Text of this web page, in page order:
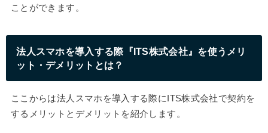
ことができます。
法人スマホを導入する際『ITS株式会社』を使うメリ
ット・デメリットとは？
ここからは法人スマホを導入する際にITS株式会社で契約を
するメリットとデメリットを紹介します。